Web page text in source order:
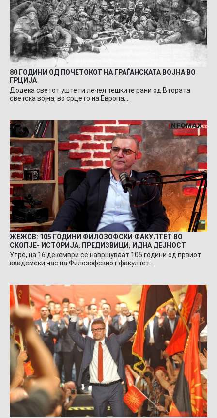
80 ГОДИНИ ОД ПОЧЕТОКОТ НА ГРАЃАНСКАТА ВОЈНА ВО
ГРЦИЈА
Додека светот уште ги лечел тешките рани од Втората
светска војна, во срцето на Европа,…
ЖЕЖОВ: 105 ГОДИНИ ФИЛОЗОФСКИ ФАКУЛТЕТ ВО
СКОПЈЕ- ИСТОРИЈА, ПРЕДИЗВИЦИ, ИДНА ДЕЈНОСТ
Утре, на 16 декември се навршуваат 105 години од првиот
академски час на Филозофскиот факултет…